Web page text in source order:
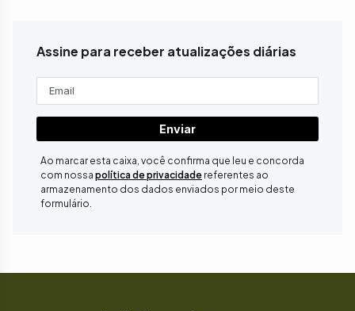
Assine para receber atualizações diárias
Enviar
Ao marcar esta caixa, você confirma que leu e concorda
com nossa política de privacidade referentes ao
armazenamento dos dados enviados por meio deste
formulário.